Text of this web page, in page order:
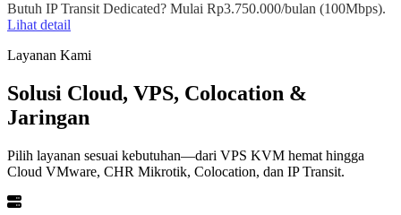
Butuh IP Transit Dedicated? Mulai Rp3.750.000/bulan (100Mbps).
Lihat detail
Layanan Kami
Solusi Cloud, VPS, Colocation &
Jaringan
Pilih layanan sesuai kebutuhan—dari VPS KVM hemat hingga
Cloud VMware, CHR Mikrotik, Colocation, dan IP Transit.